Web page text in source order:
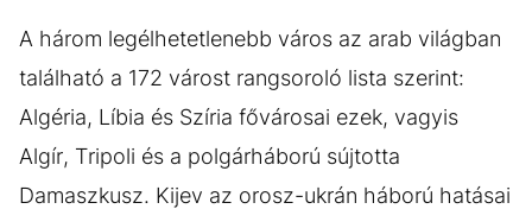
A három legélhetetlenebb város az arab világban
található a 172 várost rangsoroló lista szerint:
Algéria, Líbia és Szíria fővárosai ezek, vagyis
Algír, Tripoli és a polgárháború sújtotta
Damaszkusz. Kijev az orosz-ukrán háború hatásai